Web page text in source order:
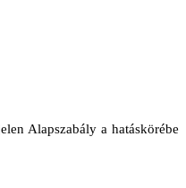
Alapszabály a hatáskörébe